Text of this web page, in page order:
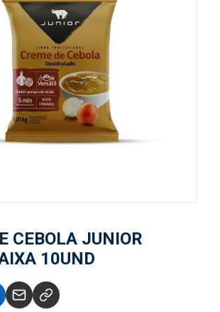
CEBOLA JUNIOR
10UND